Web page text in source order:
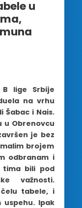
u
lige Srbije
na vrhu
Šabac i Nais.
u Obrenovcu
je bez
brojem
odbranam i
tima bili pod
važnosti.
tabele, i
Ipak